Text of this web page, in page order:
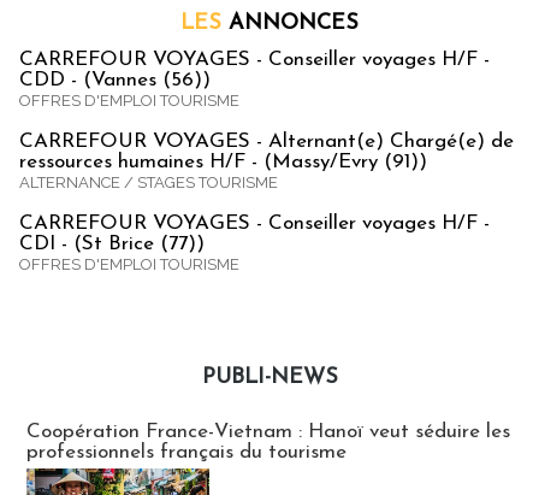
LES ANNONCES
CARREFOUR VOYAGES - Conseiller voyages H/F -
CDD - (Vannes (56))
OFFRES D'EMPLOI TOURISME
CARREFOUR VOYAGES - Alternant(e) Chargé(e) de
ressources humaines H/F - (Massy/Evry (91))
ALTERNANCE / STAGES TOURISME
CARREFOUR VOYAGES - Conseiller voyages H/F -
CDI - (St Brice (77))
OFFRES D'EMPLOI TOURISME
PUBLI-NEWS
Coopération France-Vietnam : Hanoï veut séduire les
professionnels français du tourisme